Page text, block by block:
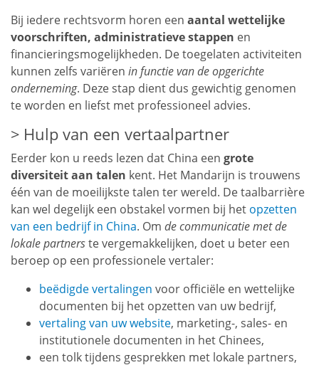
Bij iedere rechtsvorm horen een aantal wettelijke
voorschriften, administratieve stappen en
financieringsmogelijkheden. De toegelaten activiteiten
kunnen zelfs variëren in functie van de opgerichte
onderneming. Deze stap dient dus gewichtig genomen
te worden en liefst met professioneel advies.
Hulp van een vertaalpartner
Eerder kon u reeds lezen dat China een grote
diversiteit aan talen kent. Het Mandarijn is trouwens
één van de moeilijkste talen ter wereld. De taalbarrière
kan wel degelijk een obstakel vormen bij het opzetten
van een bedrijf in China. Om de communicatie met de
lokale partnerste vergemakkelijken, doet u beter een
beroep op een professionele vertaler:
beëdigde vertalingen voor officiële en wettelijke
documenten bij het opzetten van uw bedrijf,
vertaling van uw website, marketing-, sales- en
institutionele documenten in het Chinees,
een tolk tijdens gesprekken met lokale partners,